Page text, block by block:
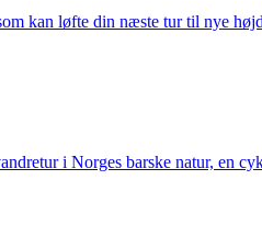
kan løfte din næste tur til nye
i Norges barske natur, en